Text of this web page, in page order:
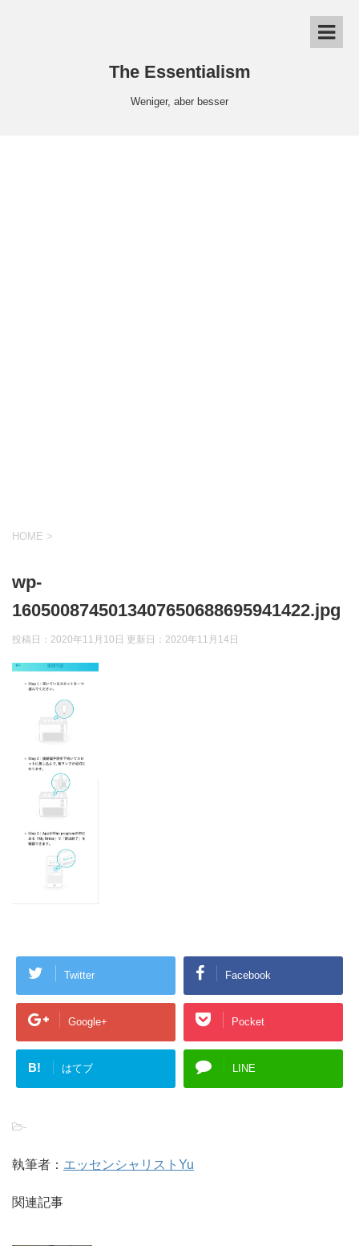
The Essentialism
Weniger, aber besser
HOME >
wp-
1605008745013407650688695941422.jpg
投稿日：2020年11月10日 更新日： 2020年11月14日
Twitter Facebook
Google+ Pocket
B! はてブ LINE
-
執筆者： エッセンシャリストYu
関連記事